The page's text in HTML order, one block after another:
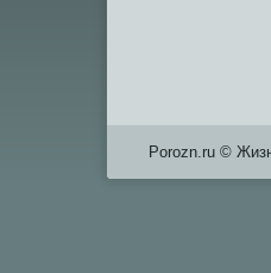
Porozn.ru ©